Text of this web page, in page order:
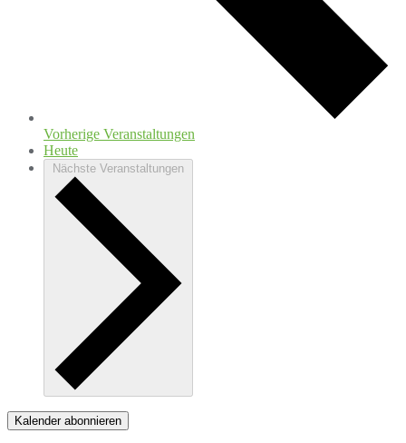
Vorherige Veranstaltungen
Heute
Nächste Veranstaltungen
Kalender abonnieren